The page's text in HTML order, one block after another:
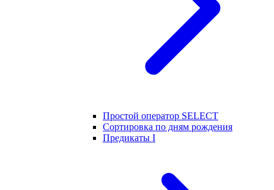
Простой оператор SELECT
Сортировка по дням рождения
Предикаты I